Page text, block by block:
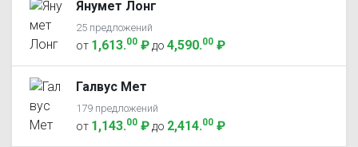
Янумет Лонг
25 предложений
от 1,613.00 ₽ до 4,590.00 ₽
Галвус Мет
179 предложений
от 1,143.00 ₽ до 2,414.00 ₽